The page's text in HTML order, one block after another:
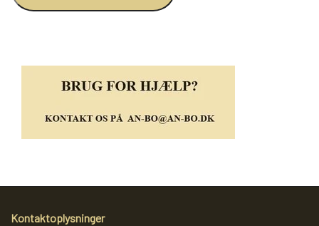
BOGREOLER 40 CM DYBDE
REOLSÆT
Kontaktoplysninger